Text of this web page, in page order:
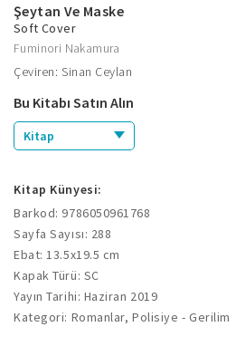
Şeytan Ve Maske
Soft Cover
Fuminori Nakamura
Çeviren: Sinan Ceylan
Bu Kitabı Satın Alın
Kitap
Kitap Künyesi:
Barkod: 9786050961768
Sayfa Sayısı: 288
Ebat: 13.5x19.5 cm
Kapak Türü: SC
Yayın Tarihi: Haziran 2019
Kategori: Romanlar, Polisiye - Gerilim